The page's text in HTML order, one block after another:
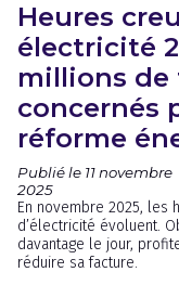
Heures
électricité
millions de
concernés
réforme
Publié le 11 novembre
2025
En novembre 2025, les
d’électricité évoluent.
davantage le jour,
réduire sa facture.